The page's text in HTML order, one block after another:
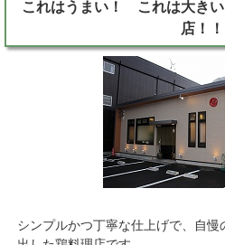
これはうまい！ これは大き
店！！
シンプルかつ丁寧な仕上げで、自慢